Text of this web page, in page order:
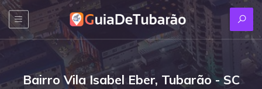
Bairro Vila Isabel Eber, Tubarão - SC